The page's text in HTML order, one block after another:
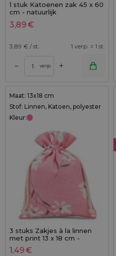
1 stuk Katoenen zak 45 x 60
cm - natuurlijk
3,89€
3,89 € / st. 1 verp. = 1 st.
– verp. +
Maat: 13x18 cm
Stof: Linnen, Katoen, polyester
Kleur:
3 stuks Zakjes à la linnen
met print 13 x 18 cm -
natuurlijk / roze bloemen
1,49€